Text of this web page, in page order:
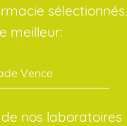
sélectionnés.
meilleur:
Vence
nos laboratoires